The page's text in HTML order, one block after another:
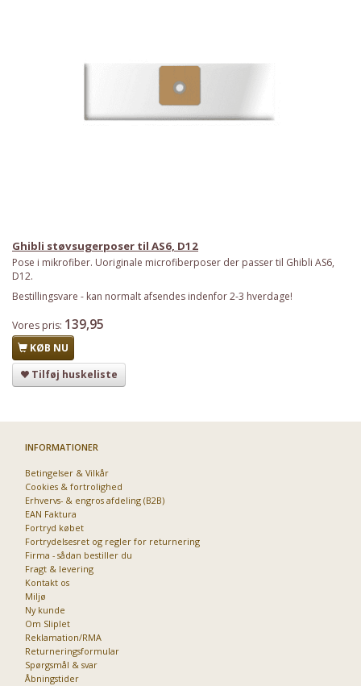
Ghibli støvsugerposer til AS6, D12
Pose i mikrofiber. Uoriginale microfiberposer der passer til Ghibli AS6,
D12.
Bestillingsvare - kan normalt afsendes indenfor 2-3 hverdage!
Vores pris: 139,95
KØB NU
Tilføj huskeliste
INFORMATIONER
Betingelser & Vilkår
Cookies & fortrolighed
Erhvervs- & engros afdeling (B2B)
EAN Faktura
Fortryd købet
Fortrydelsesret og regler for returnering
Firma - sådan bestiller du
Fragt & levering
Kontakt os
Miljø
Ny kunde
Om Sliplet
Reklamation/RMA
Returneringsformular
Spørgsmål & svar
Åbningstider